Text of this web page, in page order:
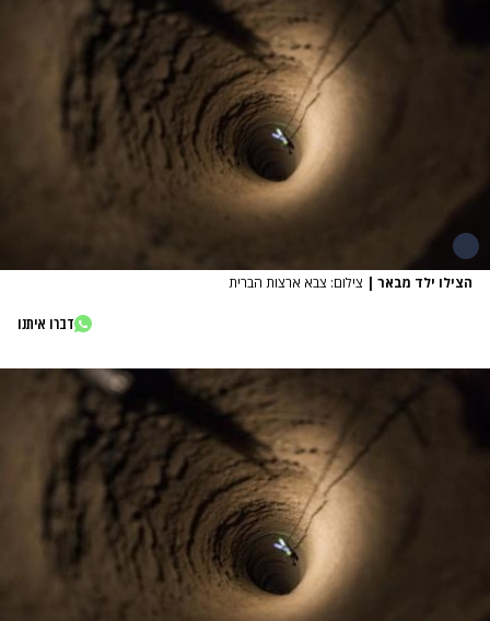
הצילו ילד מבאר | צילום: צבא ארצות הברית
דברו איתנו